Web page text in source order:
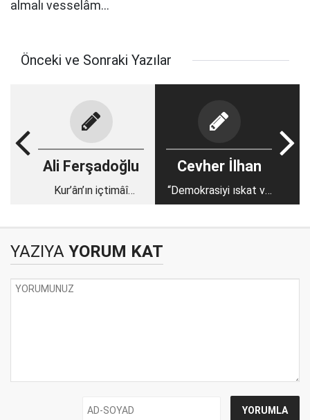
almalı vesselâm...
Önceki ve Sonraki Yazılar
Ali Ferşadoğlu
Kur’ân’ın içtimâî
Cevher İlhan
“Demokrasiyi ıskat ve
ilga tehdit değil”miş…
YAZIYA YORUM KAT